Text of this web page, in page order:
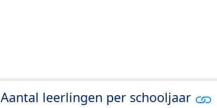
Aantal leerlingen per schooljaar